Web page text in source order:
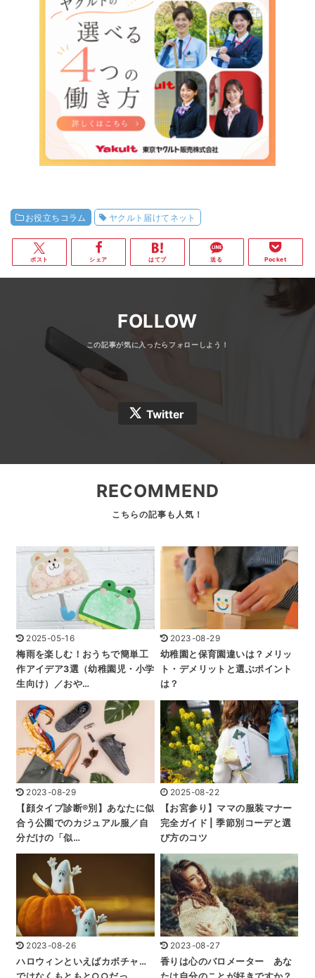
お役立ちコラム ヤクルト届けてネット
ポスト シェア はてブ 送る Pocket
FOLLOW
Twitter
RECOMMEND
2025-05-16
梅雨を楽しむ！おうちで簡単工
作アイデア3選（幼稚園児・小学
生向け）／おや…
2023-08-29
幼稚園と保育園違いは？メリッ
ト・デメリットと選ぶポイント
は？
2023-08-29
【顔タイプ診断®︎別】あなたに似
合う公園でのカジュアル服／自
分だけの「似…
2025-08-22
【お宮参り】ママの服装マナー
完全ガイド | 季節別コーデと選
び方のコツ
2023-08-26
ハロウィンといえばカボチャ…
2023-08-27
香りは心のバロメーター あな